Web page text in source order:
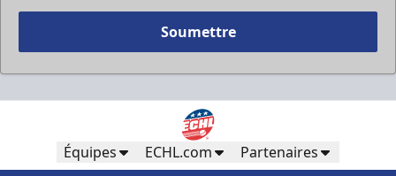
Soumettre
Équipes ECHL.com Partenaires